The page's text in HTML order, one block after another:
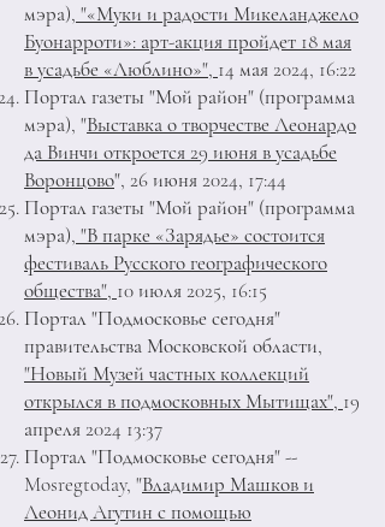
мэра), "«Муки и радости Микеланджело
Буонарроти»: арт-акция пройдет 18 мая
в усадьбе «Люблино»", 14 мая 2024, 16:22
Портал газеты "Мой район" (программа
мэра), "Выставка о творчестве Леонардо
да Винчи откроется 29 июня в усадьбе
Воронцово", 26 июня 2024, 17:44
Портал газеты "Мой район" (программа
мэра), "В парке «Зарядье» состоится
фестиваль Русского географического
общества", 10 июля 2025, 16:15
Портал "Подмосковье сегодня"
правительства Московской области,
"Новый Музей частных коллекций
открылся в подмосковных Мытищах", 19
апреля 2024 13:37
Портал "Подмосковье сегодня" --
Mosregtoday, "Владимир Машков и
Леонид Агутин с помощью